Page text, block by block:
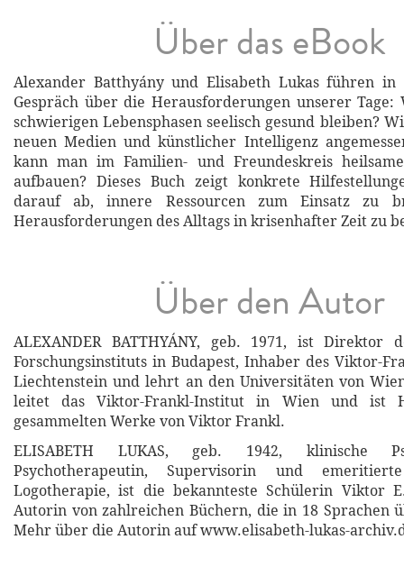
Über das eBook
Alexander Batthyány und Elisabeth Lukas führen in
Gespräch über die Herausforderungen unserer
schwierigen Lebensphasen seelisch gesund bleiben?
neuen Medien und künstlicher Intelligenz
kann man im Familien- und Freundeskreis
aufbauen? Dieses Buch zeigt konkrete
darauf ab, innere Ressourcen zum Einsatz zu
Herausforderungen des Alltags in krisenhafter Zeit zu
Über den Autor
ALEXANDER BATTHYÁNY, geb. 1971, ist Direktor
Forschungsinstituts in Budapest, Inhaber des Viktor-
Liechtenstein und lehrt an den Universitäten von
leitet das Viktor-Frankl-Institut in Wien und ist
gesammelten Werke von Viktor Frankl.
ELISABETH LUKAS, geb. 1942, klinische
Psychotherapeutin, Supervisorin und
Logotherapie, ist die bekannteste Schülerin Viktor
Autorin von zahlreichen Büchern, die in 18 Sprachen
Mehr über die Autorin auf www.elisabeth-lukas-